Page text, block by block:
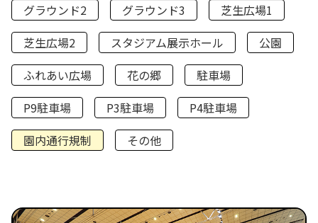
グラウンド2
グラウンド3
芝生広場1
芝生広場2
スタジアム展示ホール
公園
ふれあい広場
花の郷
駐車場
P9駐車場
P3駐車場
P4駐車場
園内通行規制
その他